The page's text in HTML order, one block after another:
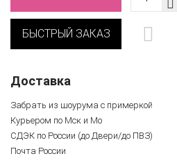
БЫСТРЫЙ ЗАКАЗ
Доставка
Забрать из шоурума с примеркой
Курьером по Мск и Мо
СДЭК по России (до Двери/до ПВЗ)
Почта России